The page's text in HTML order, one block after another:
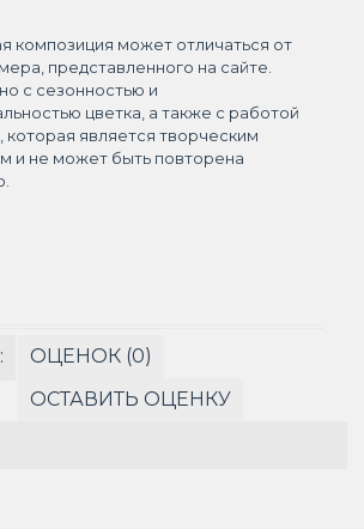
композиция может отличаться от
представленного на сайте.
с сезонностью и
цветка, а также с работой
которая является творческим
и не может быть повторена
ОЦЕНОК (0)
ОСТАВИТЬ ОЦЕНКУ